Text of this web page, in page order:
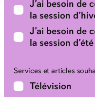
J’ai besoin de
la session
J’ai besoin de
la session d’été
Services et articles
Télévision